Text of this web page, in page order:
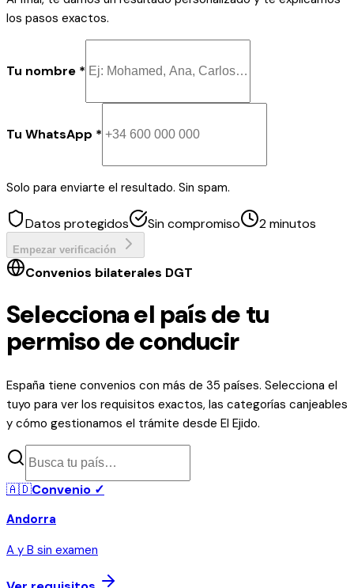
los pasos exactos.
Tu nombre *
Tu WhatsApp *
Solo para enviarte el resultado. Sin spam.
Datos protegidos Sin compromiso 2 minutos
Empezar verificación
Convenios bilaterales DGT
Selecciona el país de tu
permiso de conducir
España tiene convenios con más de 35 países. Selecciona el
tuyo para ver los requisitos exactos, las categorías canjeables
y cómo gestionamos el trámite desde El Ejido.
🇦🇩Convenio ✓
Andorra
A y B sin examen